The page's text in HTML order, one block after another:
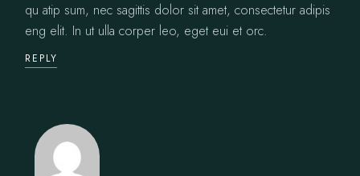
qu atip sum, nec sagittis dolor sit amet, consectetur adipis
eng elit. In ut ulla corper leo, eget eui et orc.
REPLY